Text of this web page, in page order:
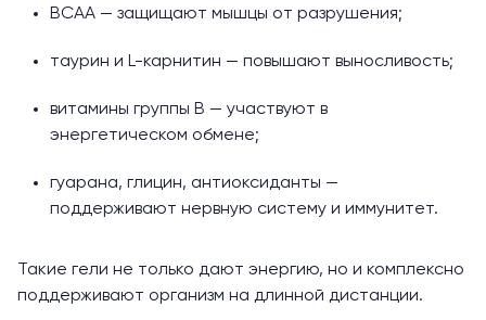
BCAA — защищают мышцы от разрушения;
таурин и L-карнитин — повышают выносливость;
витамины группы B — участвуют в
энергетическом обмене;
гуарана, глицин, антиоксиданты —
поддерживают нервную систему и иммунитет.
Такие гели не только дают энергию, но и комплексно
поддерживают организм на длинной дистанции.